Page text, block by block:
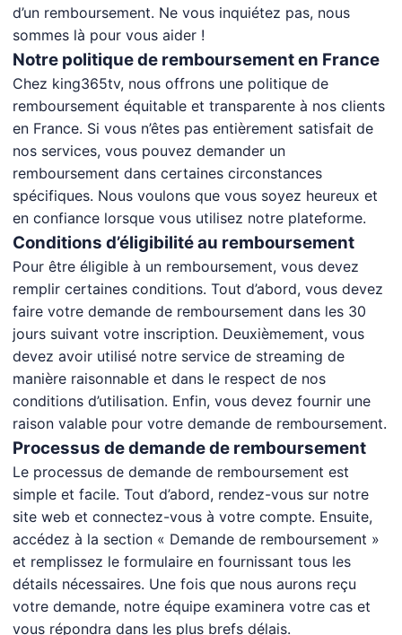
d’un remboursement. Ne vous inquiétez pas, nous
sommes là pour vous aider !
Notre politique de remboursement en France
Chez king365tv, nous offrons une politique de
remboursement équitable et transparente à nos clients
en France. Si vous n’êtes pas entièrement satisfait de
nos services, vous pouvez demander un
remboursement dans certaines circonstances
spécifiques. Nous voulons que vous soyez heureux et
en confiance lorsque vous utilisez notre plateforme.
Conditions d’éligibilité au remboursement
Pour être éligible à un remboursement, vous devez
remplir certaines conditions. Tout d’abord, vous devez
faire votre demande de remboursement dans les 30
jours suivant votre inscription. Deuxièmement, vous
devez avoir utilisé notre service de streaming de
manière raisonnable et dans le respect de nos
conditions d’utilisation. Enfin, vous devez fournir une
raison valable pour votre demande de remboursement.
Processus de demande de remboursement
Le processus de demande de remboursement est
simple et facile. Tout d’abord, rendez-vous sur notre
site web et connectez-vous à votre compte. Ensuite,
accédez à la section « Demande de remboursement »
et remplissez le formulaire en fournissant tous les
détails nécessaires. Une fois que nous aurons reçu
votre demande, notre équipe examinera votre cas et
vous répondra dans les plus brefs délais.